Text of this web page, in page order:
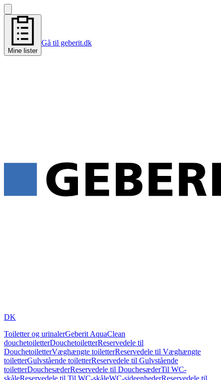
Mine lister
Gå til geberit.dk
DK
Toiletter og urinalerGeberit AquaClean
douchetoiletterDouchetoiletterReservedele til
DouchetoiletterVæghængte toiletterReservedele til Væghængte
toiletterGulvstående toiletterReservedele til Gulvstående
toiletterDouchesæderReservedele til DouchesæderTil WC-
skåleReservedele til Til WC-skåleWC-sideenhederReservedele til